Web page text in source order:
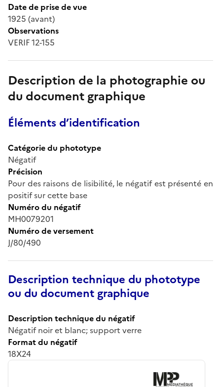
Date de prise de vue
1925 (avant)
Observations
VERIF 12-155
Description de la photographie ou
du document graphique
Éléments d’identification
Catégorie du phototype
Négatif
Précision
Pour des raisons de lisibilité, le négatif est présenté en
positif sur cette base
Numéro du négatif
MH0079201
Numéro de versement
J/80/490
Description technique du phototype
ou du document graphique
Description technique du négatif
Négatif noir et blanc; support verre
Format du négatif
18X24